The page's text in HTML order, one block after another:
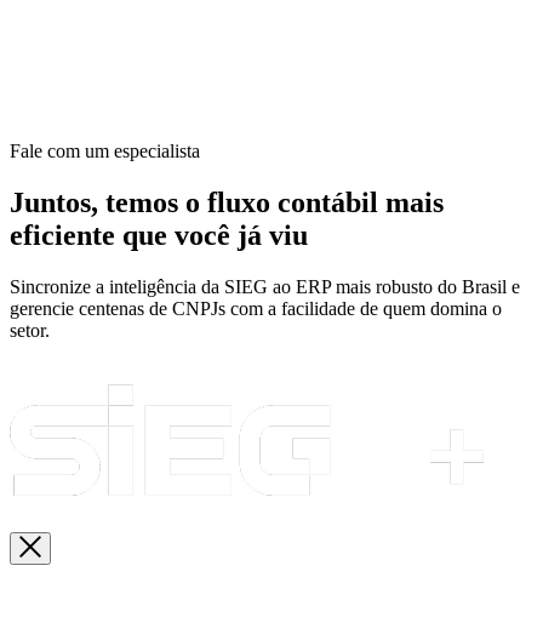
Fale com um especialista
Juntos, temos o fluxo contábil mais
eficiente que você já viu
Sincronize a inteligência da SIEG ao ERP mais robusto do Brasil e
gerencie centenas de CNPJs com a facilidade de quem domina o
setor.